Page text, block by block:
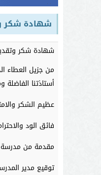
شهادة شكر
شهادة شكر
من جزيل العطاء
أستاذتنا
عظيم الشكر
فائق الود
مقدمة من
توقيع مدير